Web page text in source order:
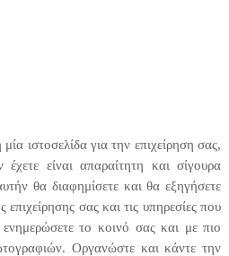
ιστοσελίδα για την επιχείρηση σας,
είναι απαραίτητη και σίγουρα
θα διαφημίσετε και θα εξηγήσετε
επιχείρησης σας και τις υπηρεσίες που
το κοινό σας και με πιο
Οργανώστε και κάντε την